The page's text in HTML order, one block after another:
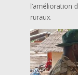
l’amélioration
ruraux.